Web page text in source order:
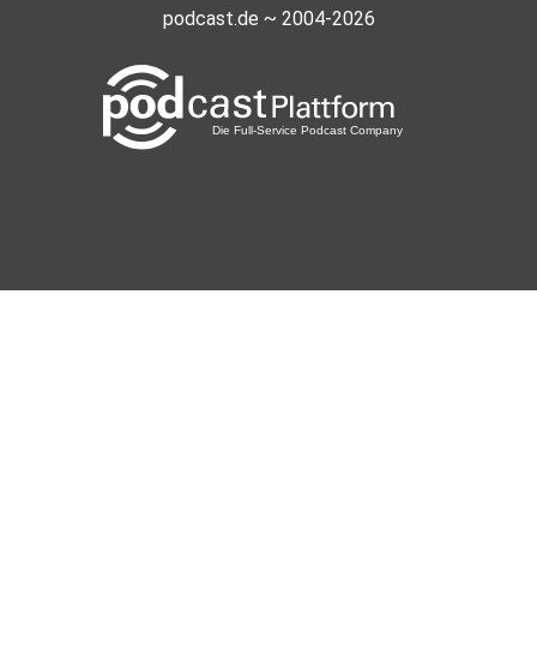
podcast.de ~ 2004-2026